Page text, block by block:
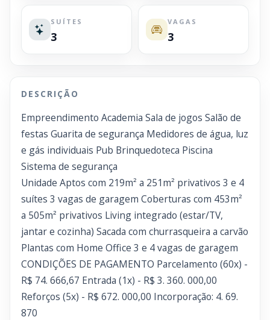
SUÍTES
3
VAGAS
3
DESCRIÇÃO
Empreendimento Academia Sala de jogos Salão de
festas Guarita de segurança Medidores de água, luz
e gás individuais Pub Brinquedoteca Piscina
Sistema de segurança
Unidade Aptos com 219m² a 251m² privativos 3 e 4
suítes 3 vagas de garagem Coberturas com 453m²
a 505m² privativos Living integrado (estar/TV,
jantar e cozinha) Sacada com churrasqueira a carvão
Plantas com Home Office 3 e 4 vagas de garagem
CONDIÇÕES DE PAGAMENTO Parcelamento (60x) -
R$ 74. 666,67 Entrada (1x) - R$ 3. 360. 000,00
Reforços (5x) - R$ 672. 000,00 Incorporação: 4. 69.
870